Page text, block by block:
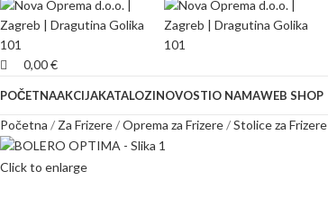
0,00€
POČETNAAKCIJAKATALOZINOVOSTIO NAMAWEB SHOP
Početna Za Frizere Oprema za Frizere Stolice za Frizere
Click to enlarge